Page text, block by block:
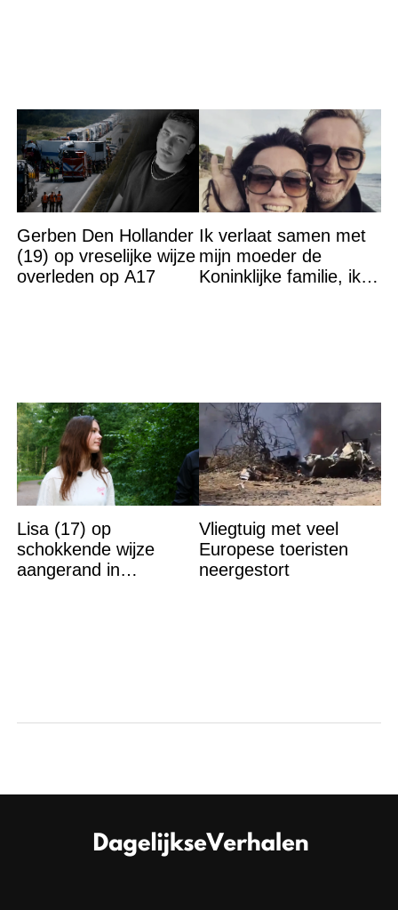
Gerben Den Hollander
(19) op vreselijke wijze
overleden op A17
Ik verlaat samen met
mijn moeder de
Koninklijke familie, ik
Lisa (17) op
schokkende wijze
aangerand in
Vliegtuig met veel
Europese toeristen
neergestort